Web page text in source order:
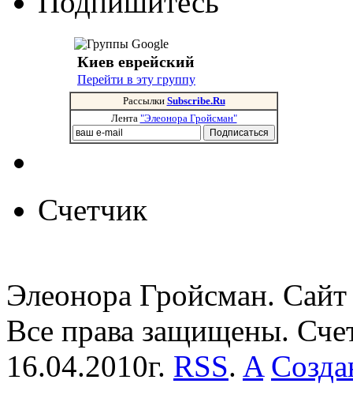
Киев еврейский
Перейти в эту группу
Рассылки Subscribe.Ru
Лента "Элеонора Гройсман"
Счетчик
Элеонора Гройсман.
Все права защищены.
16.04.2010г. RSS. A